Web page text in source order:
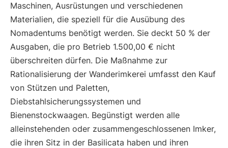
Maschinen, Ausrüstungen und verschiedenen
Materialien, die speziell für die Ausübung des
Nomadentums benötigt werden. Sie deckt 50 % der
Ausgaben, die pro Betrieb 1.500,00 € nicht
überschreiten dürfen. Die Maßnahme zur
Rationalisierung der Wanderimkerei umfasst den Kauf
von Stützen und Paletten,
Diebstahlsicherungssystemen und
Bienenstockwaagen. Begünstigt werden alle
alleinstehenden oder zusammengeschlossenen Imker,
die ihren Sitz in der Basilicata haben und ihren